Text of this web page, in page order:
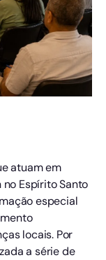
atuam em
Espírito Santo
especial
locais. Por
a série de